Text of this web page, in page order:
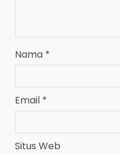
Nama *
Email *
Situs Web